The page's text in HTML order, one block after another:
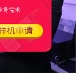
务需求